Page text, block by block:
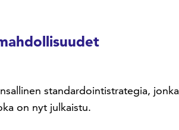
standardointistrategia,
on nyt julkaistu.